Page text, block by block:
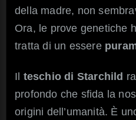
della madre, non
Ora, le prove genetiche
tratta di un essere
Il teschio di Starchild
profondo che sfida la
origini dell’umanità. È